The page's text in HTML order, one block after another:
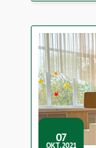
07
ОКТ,2021